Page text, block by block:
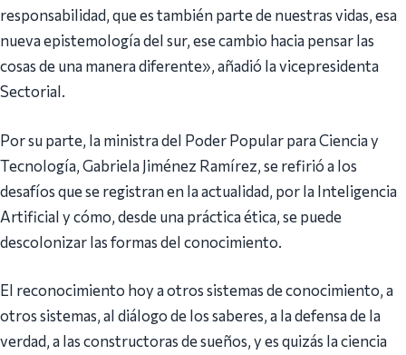
responsabilidad, que es también parte de nuestras vidas, esa
nueva epistemología del sur, ese cambio hacia pensar las
cosas de una manera diferente», añadió la vicepresidenta
Sectorial.
Por su parte, la ministra del Poder Popular para Ciencia y
Tecnología, Gabriela Jiménez Ramírez, se refirió a los
desafíos que se registran en la actualidad, por la Inteligencia
Artificial y cómo, desde una práctica ética, se puede
descolonizar las formas del conocimiento.
El reconocimiento hoy a otros sistemas de conocimiento, a
otros sistemas, al diálogo de los saberes, a la defensa de la
verdad, a las constructoras de sueños, y es quizás la ciencia